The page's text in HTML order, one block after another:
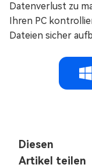
Datenverlust zu
Ihren PC
Dateien sicher
Diesen
Artikel teilen